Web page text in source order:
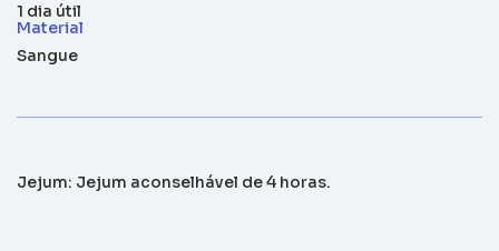
1 dia útil
Material
Sangue
Jejum: Jejum aconselhável de 4 horas.